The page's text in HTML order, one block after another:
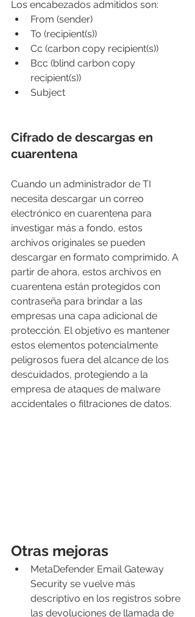
Los encabezados admitidos son:
From (sender)
To (recipient(s))
Cc (carbon copy recipient(s))
Bcc (blind carbon copy
recipient(s))
Subject
Cifrado de descargas en
cuarentena
Cuando un administrador de TI
necesita descargar un correo
electrónico en cuarentena para
investigar más a fondo, estos
archivos originales se pueden
descargar en formato comprimido. A
partir de ahora, estos archivos en
cuarentena están protegidos con
contraseña para brindar a las
empresas una capa adicional de
protección. El objetivo es mantener
estos elementos potencialmente
peligrosos fuera del alcance de los
descuidados, protegiendo a la
empresa de ataques de malware
accidentales o filtraciones de datos.
Otras mejoras
MetaDefender Email Gateway
Security se vuelve más
descriptivo en los registros sobre
las devoluciones de llamada de